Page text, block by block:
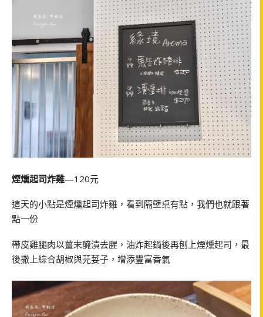
煙燻起司炸雞—120元
這天的小點是煙燻起司炸雞，看到隔壁桌有點，我們也就跟著
點一份
帶皮雞腿肉以薑末醃漬去腥，油炸起鍋後再刨上煙燻起司，最
後撒上綜合胡椒與芫荽子，增添豐富香氣